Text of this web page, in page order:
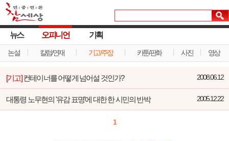
뉴스 오피니언
논설 칼럼/연재 기고/주장 카툰/판화 사진 영상
기획
[기고]컨테이너를 어떻게 넘어설 것인가? 2008.06.12
대통령 노무현의 '유감 표명'에 대한 한 시민의 반박 2005.12.22
1